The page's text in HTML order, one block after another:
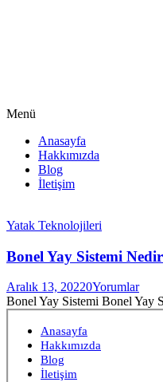
Menü
Anasayfa
Hakkımızda
Blog
İletişim
Yatak Teknolojileri
Bonel Yay Sistemi
Aralık 13, 20220Yorumlar
Bonel Yay Sistemi Bonel Yay
Anasayfa
Hakkımızda
Blog
İletişim